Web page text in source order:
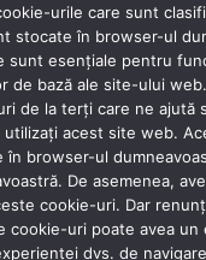
Calea Ieşilor 11/3,
Luni - Vineri: 08:00 -
REȚELE SOCIALE
urile care sunt
stocate în browser-ul
sunt esențiale pentru
de bază ale site-ului
de la terți care ne ajută
utilizați acest site web.
în browser-ul
De asemenea,
cookie-uri. Dar
cookie-uri poate avea un
dvs. de